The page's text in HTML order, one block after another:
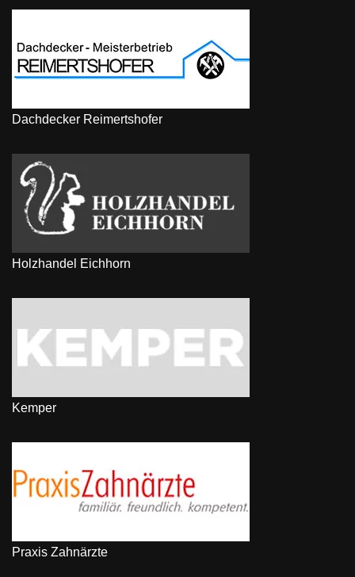
Dachdecker Reimertshofer
Holzhandel Eichhorn
Kemper
Praxis Zahnärzte